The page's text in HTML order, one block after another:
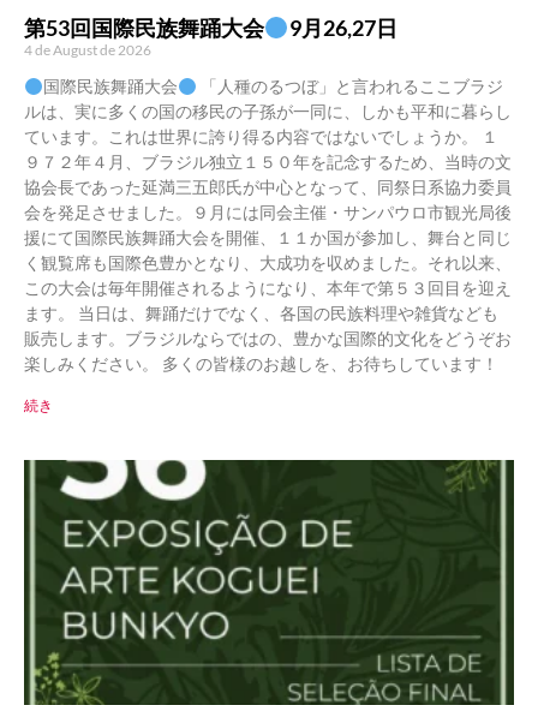
第53回国際民族舞踊大会 9月26,27日
4 de August de 2026
国際民族舞踊大会
「人種のるつぼ」と言われるここブラジ
ルは、実に多くの国の移民の子孫が一同に、しかも平和に暮らし
ています。これは世界に誇り得る内容ではないでしょうか。 １
９７２年４月、ブラジル独立１５０年を記念するため、当時の文
協会長であった延満三五郎氏が中心となって、同祭日系協力委員
会を発足させました。９月には同会主催・サンパウロ市観光局後
援にて国際民族舞踊大会を開催、１１か国が参加し、舞台と同じ
く観覧席も国際色豊かとなり、大成功を収めました。それ以来、
この大会は毎年開催されるようになり、本年で第５３回目を迎え
ます。 当日は、舞踊だけでなく、各国の民族料理や雑貨なども
販売します。ブラジルならではの、豊かな国際的文化をどうぞお
楽しみください。 多くの皆様のお越しを、お待ちしています！
続き